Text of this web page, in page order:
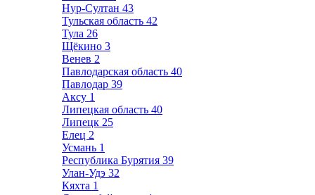
Нур-Султан 43
Тульская область 42
Тула 26
Щёкино 3
Венев 2
Павлодарская область 40
Павлодар 39
Аксу 1
Липецкая область 40
Липецк 25
Елец 2
Усмань 1
Республика Бурятия 39
Улан-Удэ 32
Кяхта 1